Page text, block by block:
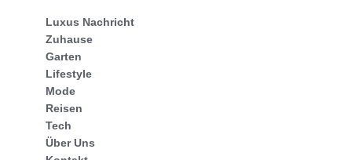
Luxus Nachricht
Zuhause
Garten
Lifestyle
Mode
Reisen
Tech
Über Uns